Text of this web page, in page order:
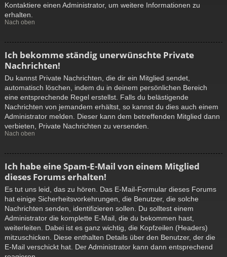
Kontaktiere einen Administrator, um weitere Informationen zu
erhalten.
Nach oben
Ich bekomme ständig unerwünschte Private
Nachrichten!
Du kannst Private Nachrichten, die dir ein Mitglied sendet,
automatisch löschen, indem du in deinem persönlichen Bereich
eine entsprechende Regel erstellst. Falls du belästigende
Nachrichten von jemandem erhältst, so kannst du dies auch einem
Administrator melden. Dieser kann dem betreffenden Mitglied dann
verbieten, Private Nachrichten zu versenden.
Nach oben
Ich habe eine Spam-E-Mail von einem Mitglied
dieses Forums erhalten!
Es tut uns leid, das zu hören. Das E-Mail-Formular dieses Forums
hat einige Sicherheitsvorkehrungen, die Benutzer, die solche
Nachrichten senden, identifizieren sollen. Du solltest einem
Administrator die komplette E-Mail, die du bekommen hast,
weiterleiten. Dabei ist es ganz wichtig, die Kopfzeilen (Headers)
mitzuschicken. Diese enthalten Details über den Benutzer, der die
E-Mail verschickt hat. Der Administrator kann dann entsprechend